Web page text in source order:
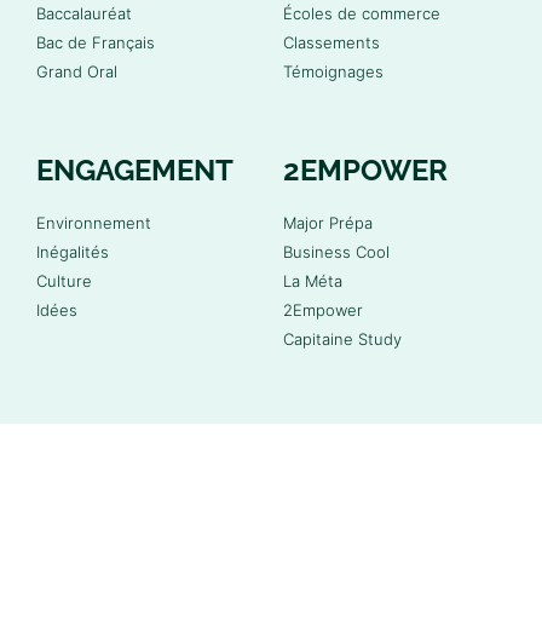
Baccalauréat
Bac de Français
Grand Oral
Écoles de commerce
Classements
Témoignages
ENGAGEMENT
Environnement
Inégalités
Culture
Idées
2EMPOWER
Major Prépa
Business Cool
La Méta
2Empower
Capitaine Study